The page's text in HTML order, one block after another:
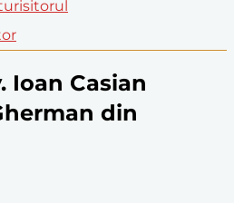
Ioan Casian
din